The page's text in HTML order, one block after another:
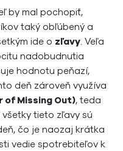
by mal pochopiť,
taký obľúbený a
ide o zľavy. Veľa
nadobudnutia
hodnotu peňazí,
deň zároveň využíva
of Missing Out), teda
tieto zľavy sú
čo je naozaj krátka
vedie spotrebiteľov k